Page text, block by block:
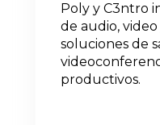
Poly y C3ntro
de audio,
soluciones de
productivos.